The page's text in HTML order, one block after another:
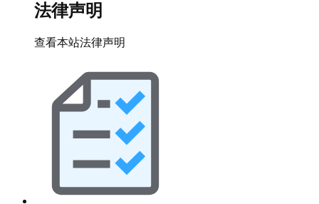
法律声明
查看本站法律声明